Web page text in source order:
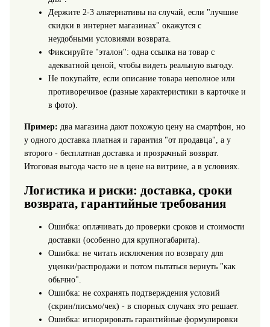
Держите 2-3 альтернативы на случай, если "лучшие
скидки в интернет магазинах" окажутся с
неудобными условиями возврата.
Фиксируйте "эталон": одна ссылка на товар с
адекватной ценой, чтобы видеть реальную выгоду.
Не покупайте, если описание товара неполное или
противоречивое (разные характеристики в карточке и
в фото).
Пример: два магазина дают похожую цену на смартфон, но
у одного доставка платная и гарантия "от продавца", а у
второго - бесплатная доставка и прозрачный возврат.
Итоговая выгода часто не в цене на витрине, а в условиях.
Логистика и риски: доставка, сроки
возврата, гарантийные требования
Ошибка: оплачивать до проверки сроков и стоимости
доставки (особенно для крупногабарита).
Ошибка: не читать исключения по возврату для
уценки/распродажи и потом пытаться вернуть "как
обычно".
Ошибка: не сохранять подтверждения условий
(скрин/письмо/чек) - в спорных случаях это решает.
Ошибка: игнорировать гарантийные формулировки